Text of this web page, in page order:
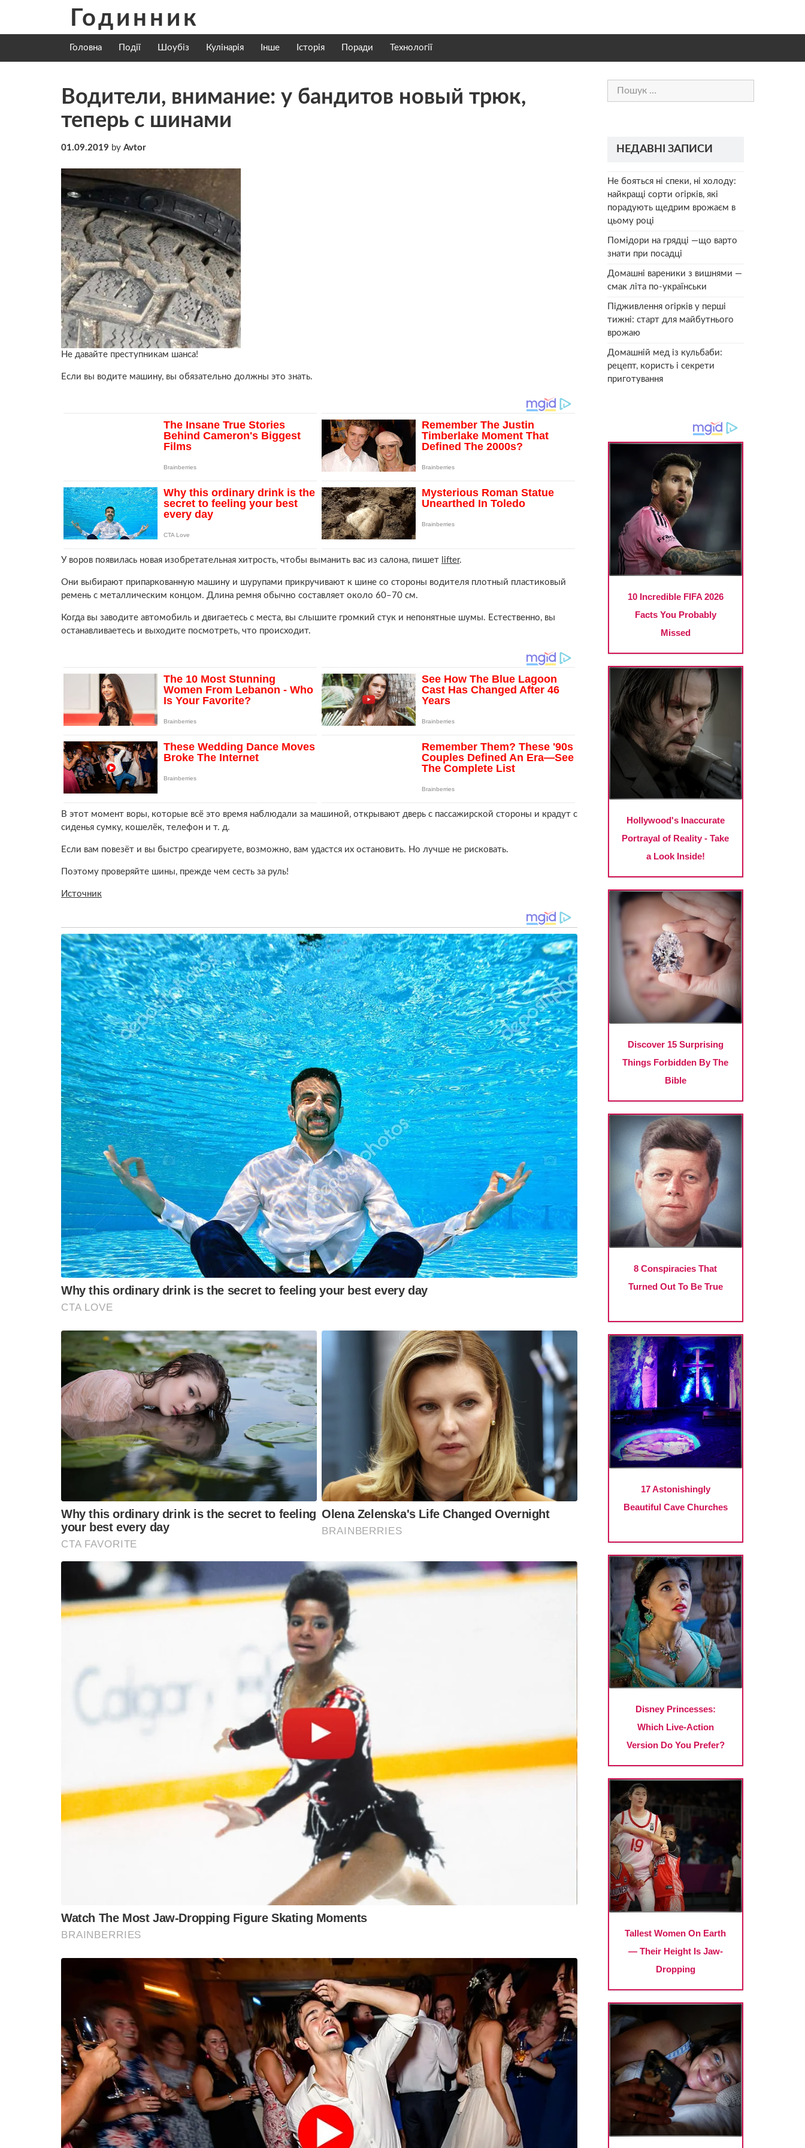
content
Годинник
Головна Події Шоубіз Кулінарія Інше Історія Поради Технології
Водители, внимание: у бандитов новый трюк,
теперь с шинами
01.09.2019 by Avtor
Не давайте преступникам шанса!
Если вы водите машину, вы обязательно должны это знать.
У воров появилась новая изобретательная хитрость, чтобы выманить вас из салона, пишет lifter.
Они выбирают припаркованную машину и шурупами прикручивают к шине со стороны водителя плотный пластиковый
ремень с металлическим концом. Длина ремня обычно составляет около 60–70 см.
Когда вы заводите автомобиль и двигаетесь с места, вы слышите громкий стук и непонятные шумы. Естественно, вы
останавливаетесь и выходите посмотреть, что происходит.
В этот момент воры, которые всё это время наблюдали за машиной, открывают дверь с пассажирской стороны и крадут с
сиденья сумку, кошелёк, телефон и т. д.
Если вам повезёт и вы быстро среагируете, возможно, вам удастся их остановить. Но лучше не рисковать.
Поэтому проверяйте шины, прежде чем сесть за руль!
Источник
Пошук:
НЕДАВНІ ЗАПИСИ
Не бояться ні спеки, ні холоду:
найкращі сорти огірків, які
порадують щедрим врожаєм в
цьому році
Помідори на грядці —що варто
знати при посадці
Домашні вареники з вишнями —
смак літа по-українськи
Підживлення огірків у перші
тижні: старт для майбутнього
врожаю
Домашній мед із кульбаби:
рецепт, користь і секрети
приготування